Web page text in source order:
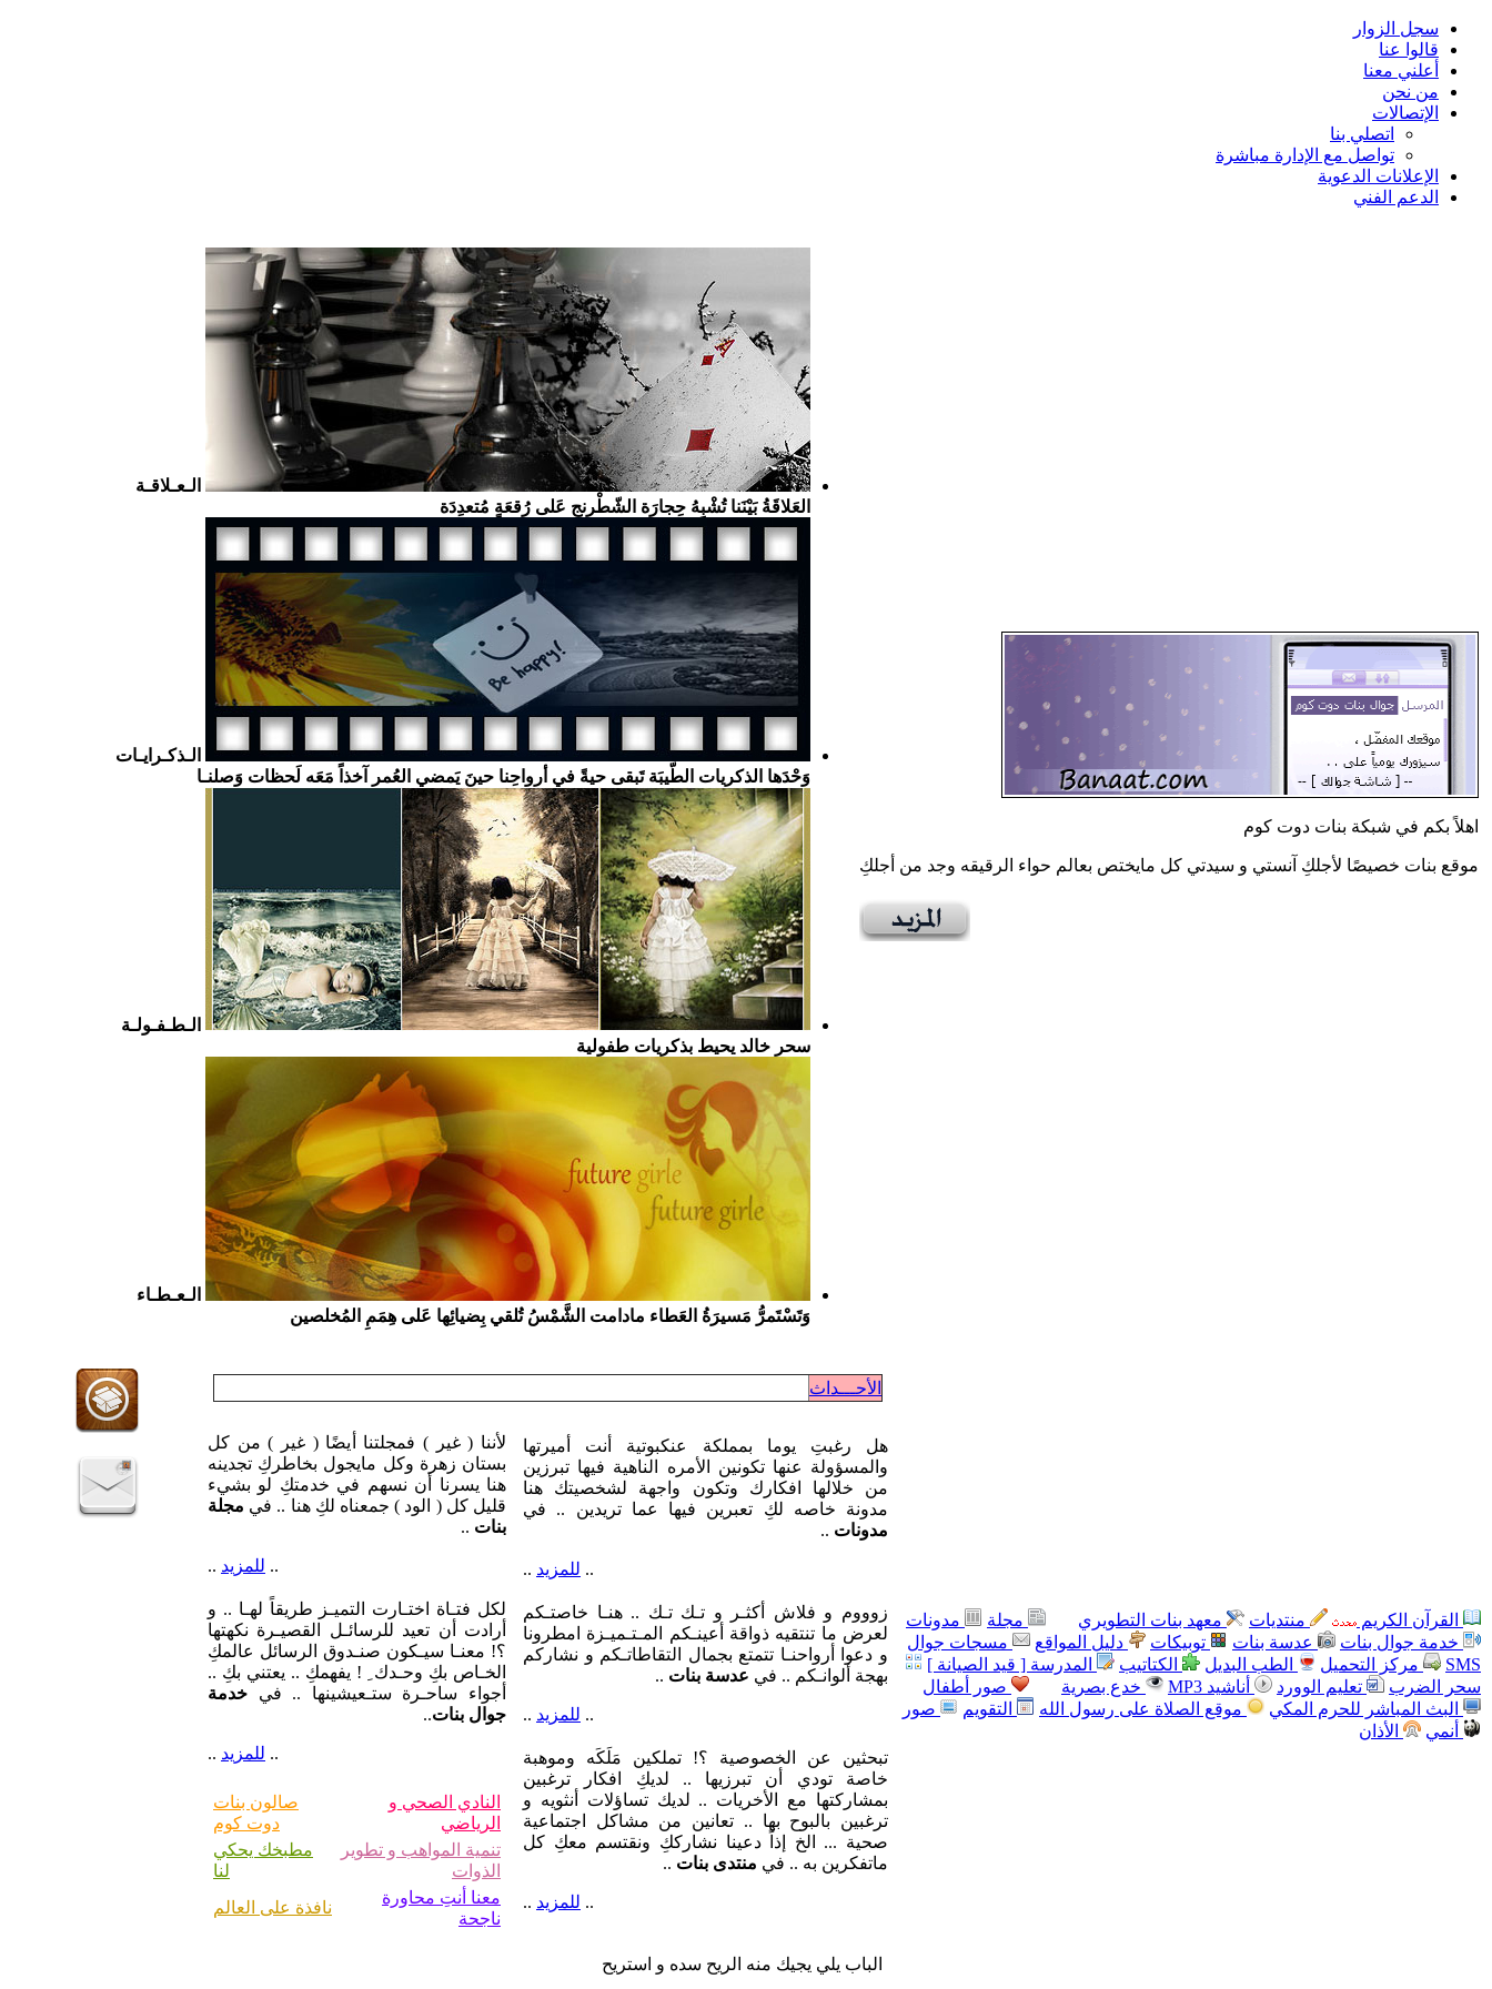
سجل الزوار
قالوا عنا
أعلني معنا
من نحن
الإتصالات
اتصلي بنا
تواصل مع الإدارة مباشرة
الإعلانات الدعوية
الدعم الفني
اهلاً بكم في شبكة بنات دوت كوم
موقع بنات خصيصًا لأجلكِ آنستي و سيدتي كل مايختص بعالم حواء الرقيقه وجد من أجلكِ
الـعـلاقـة
العَلاقَةُ بَيْنَنا تُشْبِهُ حِجارَة الشّطْرنج عَلى رُقعَةٍ مُتعدِدَة
الـذكـرايـات
وَحْدَها الذكريات الطّيبَة تَبقى حيةً في أرواحِنا حينَ يَمضي العُمر آخذاً مَعَه لَحظات وَصلنـا
الـطـفـولـة
سحر خالد يحيط بذكريات طفولية
الـعـطـاء
وَتَسْتَمرُّ مَسيرَةُ العَطاء مادامت الشَّمْسُ تُلقي بِضيائِها عَلى هِمَمِ المُخلصين
القرآن الكريم منتديات معهد بنات التطويري مجلة
مدونات
خدمة جوال بنات
عدسة بنات توبيكات دليل المواقع
مسجات جوال
SMS
مركز التحميل الطب البديل الكتاتيب
المدرسة [ قيد الصيانة ]
سحر الضرب
تعليم الوورد أناشيد MP3 خدع بصرية
صور أطفال
البث المباشر للحرم المكي
موقع الصلاة على رسول الله التقويم
صور
أنمي
الأذان
الأحـــداث
هل رغبتِ يوما بمملكة عنكبوتية أنت أميرتها
والمسؤولة عنها تكونين الأمره الناهية فيها تبرزين
من خلالها افكارك وتكون واجهة لشخصيتك هنا
مدونة خاصه لكِ تعبرين فيها عما تريدين .. في
مدونات ..
.. للمزيد ..
زوووم و فلاش أكثـر و تـك تـك .. هنـا خاصتـكم
لعرض ما تنتقيه ذواقة أعينـكم المـتـميـزة امطرونا
و دعوا أرواحنـا تتمتع بجمال التقاطاتـكم و نشاركم
بهجة ألوانـكم .. في عدسة بنات ..
.. للمزيد ..
تبحثين عن الخصوصية ؟! تملكين مَلَكَه وموهبة
خاصة تودي أن تبرزيها .. لديكِ افكار ترغبين
بمشاركتها مع الأخريات .. لديك تساؤلات أنثويه و
ترغبين بالبوح بها .. تعانين من مشاكل اجتماعية
صحية ... الخ إذاً دعينا نشارككِ ونقتسم معكِ كل
ماتفكرين به .. في منتدى بنات ..
.. للمزيد ..
لأننا ( غير ) فمجلتنا أيضًا ( غير ) من كل
بستان زهرة وكل مايجول بخاطركِ تجدينه
هنا يسرنا أن نسهم في خدمتكِ لو بشيء
قليل كل ( الود ) جمعناه لكِ هنا .. في مجلة
بنات ..
.. للمزيد ..
لكل فتـاة اختـارت التميـز طريقاً لهـا .. و
أرادت أن تعيد للرسائـل القصيـرة نكهتها
؟! معنـا سيـكون صنـدوق الرسائل عالمكِ
الخـاص بكِ وحـدك ِ ! يفهمكِ .. يعتني بكِ ..
أجواء ساحـرة ستـعيشينها .. في خدمة
جوال بنات..
.. للمزيد ..
النادي الصحي و
الرياضي
صالون بنات
دوت كوم
تنمية المواهب و تطوير
الذوات
مطبخك يحكي
لنا
معنا أنتِ محاورة
ناجحة
نافذة على العالم
الباب يلي يجيك منه الريح سده و استريح